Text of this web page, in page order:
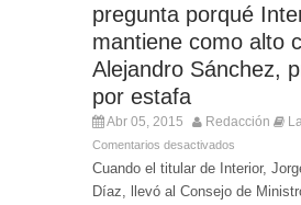
pregunta porqué
mantiene como alto
Alejandro Sánchez,
por estafa
Abr 05, 2015 Redacción
Comentarios desactivados
Cuando el titular de Interior,
Díaz, llevó al Consejo de